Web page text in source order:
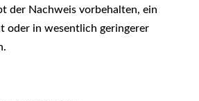
der Nachweis vorbehalten, ein
oder in wesentlich geringerer